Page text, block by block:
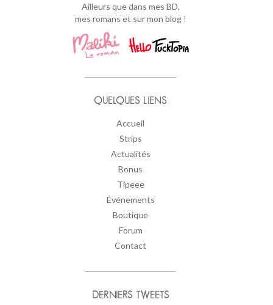
Ailleurs que dans mes BD,
mes romans et sur mon blog !
QUELQUES LIENS
Accueil
Strips
Actualités
Bonus
Tipeee
Événements
Boutique
Forum
Contact
DERNIERS TWEETS